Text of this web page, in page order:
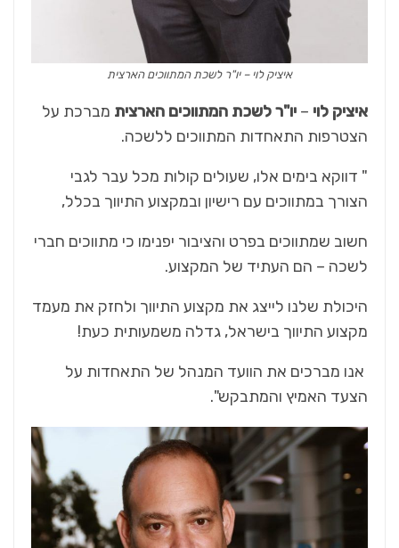
איציק לוי – יו"ר לשכת המתווכים הארצית
איציק לוי – יו"ר לשכת המתווכים הארצית מברכת על
הצטרפות התאחדות המתווכים ללשכה.
" דווקא בימים אלו, שעולים קולות מכל עבר לגבי
הצורך במתווכים עם רישיון ובמקצוע התיווך בכלל,
חשוב שמתווכים בפרט והציבור יפנימו כי מתווכים חברי
לשכה – הם העתיד של המקצוע.
היכולת שלנו לייצג את מקצוע התיווך ולחזק את מעמד
מקצוע התיווך בישראל, גדלה משמעותית כעת!
אנו מברכים את הוועד המנהל של התאחדות על
הצעד האמיץ והמתבקש".